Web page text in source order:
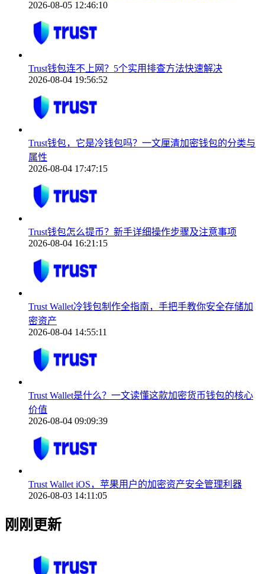
2026-08-05 12:46:10
Trust钱包连不上网？5个实用排查方法快速解决
2026-08-04 19:56:52
Trust钱包，它是冷钱包吗？一文厘清加密钱包的分类与
属性
2026-08-04 17:47:15
Trust钱包怎么提币？新手详细操作步骤及注意事项
2026-08-04 16:21:15
Trust Wallet冷钱包制作全指南，手把手教你安全存储加
密资产
2026-08-04 14:55:11
Trust Wallet是什么？一文读懂这款加密货币钱包的核心
价值
2026-08-04 09:09:39
Trust Wallet iOS，苹果用户的加密资产安全管理利器
2026-08-03 14:11:05
刚刚更新